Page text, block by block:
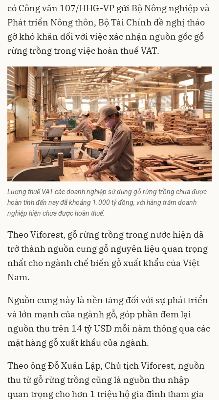
có Công văn 107/HHG-VP gửi Bộ Nông nghiệp và
Phát triển Nông thôn, Bộ Tài Chính đề nghị tháo
gỡ khó khăn đối với việc xác nhận nguồn gốc gỗ
rừng trồng trong việc hoàn thuế VAT.
Lượng thuế VAT các doanh nghiệp sử dụng gỗ rừng trồng chưa được
hoàn tính đến nay đã khoảng 1.000 tỷ đồng, với hàng trăm doanh
nghiệp hiện chưa được hoàn thuế.
Theo Viforest, gỗ rừng trồng trong nước hiện đã
trở thành nguồn cung gỗ nguyên liệu quan trọng
nhất cho ngành chế biến gỗ xuất khẩu của Việt
Nam.
Nguồn cung này là nền tảng đối với sự phát triển
và lớn mạnh của ngành gỗ, góp phần đem lại
nguồn thu trên 14 tỷ USD mỗi năm thông qua các
mặt hàng gỗ xuất khẩu của ngành.
Theo ông Đỗ Xuân Lập, Chủ tịch Viforest, nguồn
thu từ gỗ rừng trồng cũng là nguồn thu nhập
quan trọng cho hơn 1 triệu hộ gia đình tham gia